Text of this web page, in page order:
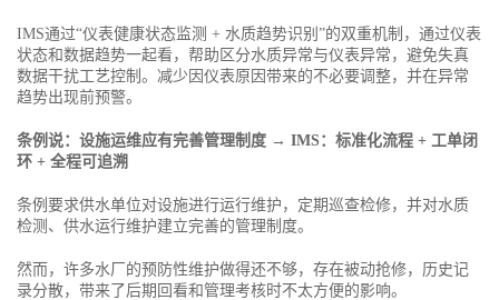
IMS通过“仪表健康状态监测 + 水质趋势识别”的双重机制，通过仪表
状态和数据趋势一起看，帮助区分水质异常与仪表异常，避免失真
数据干扰工艺控制。减少因仪表原因带来的不必要调整，并在异常
趋势出现前预警。
条例说：设施运维应有完善管理制度 → IMS：标准化流程 + 工单闭
环 + 全程可追溯
条例要求供水单位对设施进行运行维护，定期巡查检修，并对水质
检测、供水运行维护建立完善的管理制度。
然而，许多水厂的预防性维护做得还不够，存在被动抢修，历史记
录分散，带来了后期回看和管理考核时不太方便的影响。